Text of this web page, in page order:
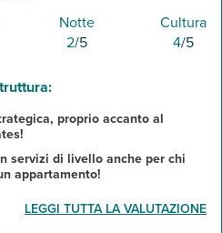
Notte
2/5
Cultura
4/5
proprio accanto al
servizi di livello anche per chi
appartamento!
LEGGI TUTTA LA VALUTAZIONE